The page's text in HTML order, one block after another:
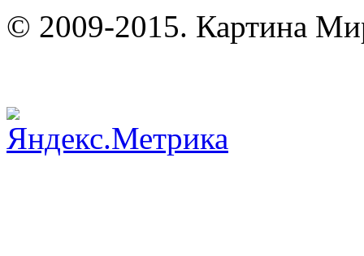
© 2009-2015. Картина